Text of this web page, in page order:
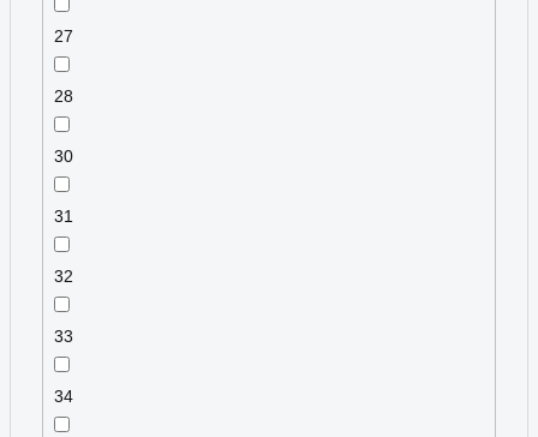
27
28
30
31
32
33
34